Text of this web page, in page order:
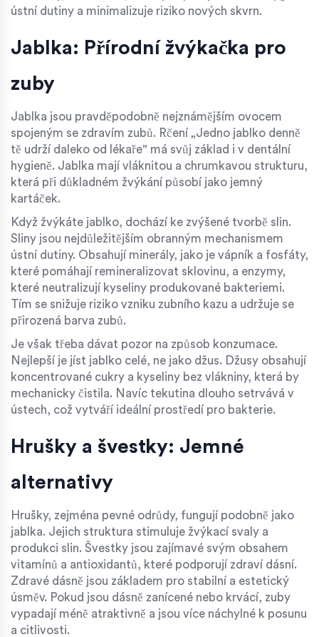
ústní dutiny a minimalizuje riziko nových skvrn.
Jablka: Přírodní žvýkačka pro
zuby
Jablka jsou pravděpodobně nejznámějším ovocem
spojeným se zdravím zubů. Rčení „Jedno jablko denně
tě udrží daleko od lékaře" má svůj základ i v dentální
hygieně. Jablka mají vláknitou a chrumkavou strukturu,
která při důkladném žvýkání působí jako jemný
kartáček.
Když žvýkáte jablko, dochází ke zvýšené tvorbě slin.
Sliny jsou nejdůležitějším obranným mechanismem
ústní dutiny. Obsahují minerály, jako je vápník a fosfáty,
které pomáhají remineralizovat sklovinu, a enzymy,
které neutralizují kyseliny produkované bakteriemi.
Tím se snižuje riziko vzniku zubního kazu a udržuje se
přirozená barva zubů.
Je však třeba dávat pozor na způsob konzumace.
Nejlepší je jíst jablko celé, ne jako džus. Džusy obsahují
koncentrované cukry a kyseliny bez vlákniny, která by
mechanicky čistila. Navíc tekutina dlouho setrvává v
ústech, což vytváří ideální prostředí pro bakterie.
Hrušky a švestky: Jemné
alternativy
Hrušky, zejména pevné odrůdy, fungují podobně jako
jablka. Jejich struktura stimuluje žvýkací svaly a
produkci slin. Švestky jsou zajímavé svým obsahem
vitamínů a antioxidantů, které podporují zdraví dásní.
Zdravé dásně jsou základem pro stabilní a estetický
úsměv. Pokud jsou dásně zanícené nebo krvácí, zuby
vypadají méně atraktivně a jsou více náchylné k posunu
a citlivosti.